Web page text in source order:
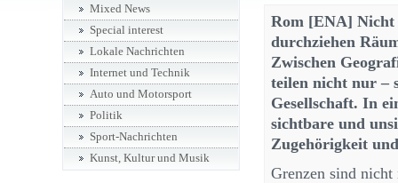
Rom [ENA] Nicht
durchziehen
Zwischen
teilen nicht nur –
Gesellschaft. In
sichtbare und
Zugehörigkeit
Grenzen sind
Mixed News
Special interest
Lokale Nachrichten
Internet und Technik
Auto und Motorsport
Politik
Sport-Nachrichten
Kunst, Kultur und Musik